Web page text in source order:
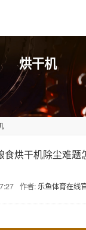
烘干机
食烘干机除尘难题
作者: 乐鱼体育在线